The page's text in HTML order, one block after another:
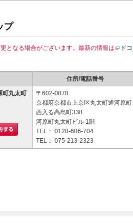
プ
となる場合がございます。最新の情報は ド
住所/電話番号
町丸太町
〒602-0878
京都府京都市上京区丸太町通河原町
西入る高島町338
河原町丸太町ビル 1階
TEL： 0120-606-704
TEL： 075-213-2323